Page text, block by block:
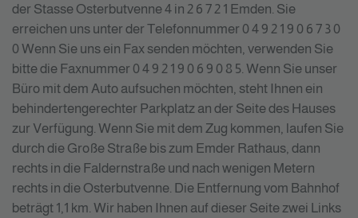
der Stasse Osterbutvenne 4 in 2 6 7 2 1 Emden. Sie
erreichen uns unter der Telefonnummer 0 4 9 2 1 9 0 6 7 3 0
0 Wenn Sie uns ein Fax senden möchten, verwenden Sie
bitte die Faxnummer 0 4 9 2 1 9 0 6 9 0 8 5. Wenn Sie unser
Büro mit dem Auto aufsuchen möchten, steht Ihnen ein
behindertengerechter Parkplatz an der Seite des Hauses
zur Verfügung. Wenn Sie mit dem Zug kommen, laufen Sie
durch die Große Straße bis zum Emder Rathaus, dann
rechts in die Faldernstraße und nach wenigen Metern
rechts in die Osterbutvenne. Die Entfernung vom Bahnhof
beträgt 1,1 km. Wir haben Ihnen auf dieser Seite zwei Links